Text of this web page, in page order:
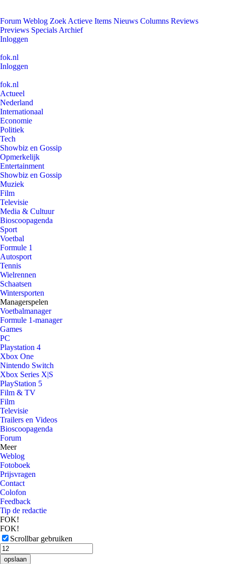
Forum Weblog Zoek Actieve Items Nieuws Columns Reviews
Previews Specials Archief
Inloggen
fok.nl
Inloggen
fok.nl
Actueel
Nederland
Internationaal
Economie
Politiek
Tech
Showbiz en Gossip
Opmerkelijk
Entertainment
Showbiz en Gossip
Muziek
Film
Televisie
Media & Cultuur
Bioscoopagenda
Sport
Voetbal
Formule 1
Autosport
Tennis
Wielrennen
Schaatsen
Wintersporten
Managerspelen
Voetbalmanager
Formule 1-manager
Games
PC
Playstation 4
Xbox One
Nintendo Switch
Xbox Series X|S
PlayStation 5
Film & TV
Film
Televisie
Trailers en Videos
Bioscoopagenda
Forum
Meer
Weblog
Fotoboek
Prijsvragen
Contact
Colofon
Feedback
Tip de redactie
FOK!
FOK!
Scrollbar gebruiken
opslaan